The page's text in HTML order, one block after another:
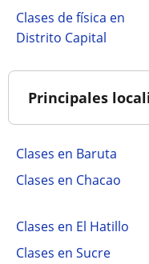
Clases de física en
Distrito Capital
Principales
Clases en Baruta
Clases en Chacao
Clases en El Hatillo
Clases en Sucre